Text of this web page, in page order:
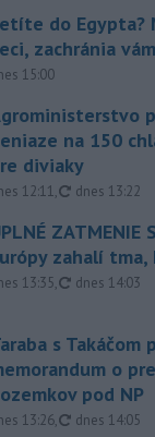
do
zachránia
15:00
na 150
diviaky
12:11, aktualizované
dnes 13:22
ZATMENIE
zahalí
13:35, aktualizované
dnes 14:03
s Takáčom
o
pod NP
13:26, aktualizované
dnes 14:05